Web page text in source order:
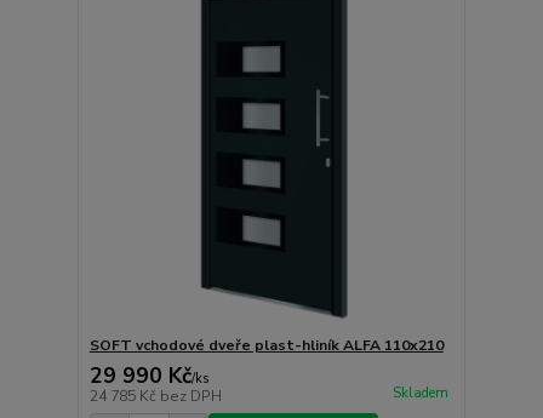
SOFT vchodové dveře plast-hliník ALFA 110x210
29 990 Kč/ks
24 785 Kč bez DPH Skladem